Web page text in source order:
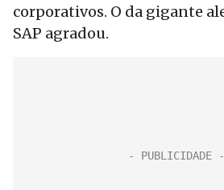
corporativos. O da gigante
SAP agradou.